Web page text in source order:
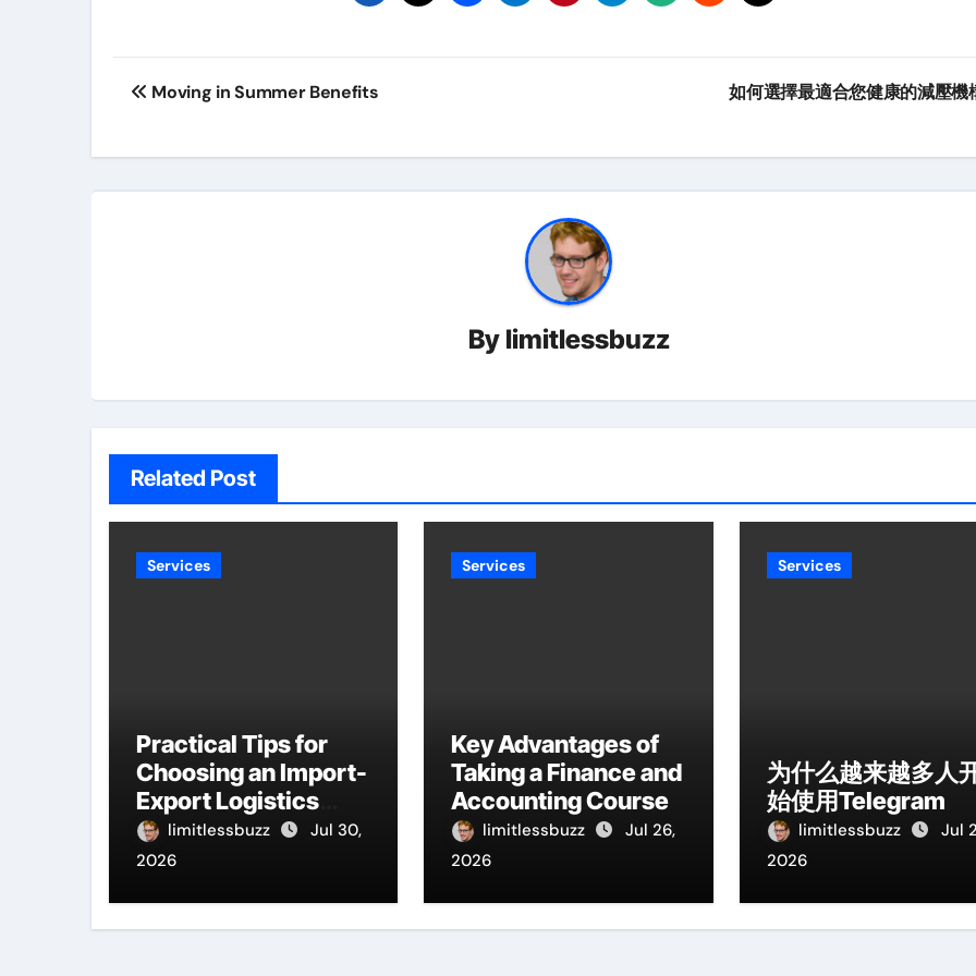
Post
Moving in Summer Benefits 如何選擇最適合您健康的減壓機
By limitlessbuzz
Related Post
Services
Practical Tips for
Choosing an Import-
Export Logistics
Company
limitlessbuzz
Jul 30,
2026
Services
Key Advantages of
Taking a Finance and
Accounting Course
limitlessbuzz
Jul 26,
2026
Services
为什么越来越多人
始使用Telegram
limitlessbuzz
Jul
2026